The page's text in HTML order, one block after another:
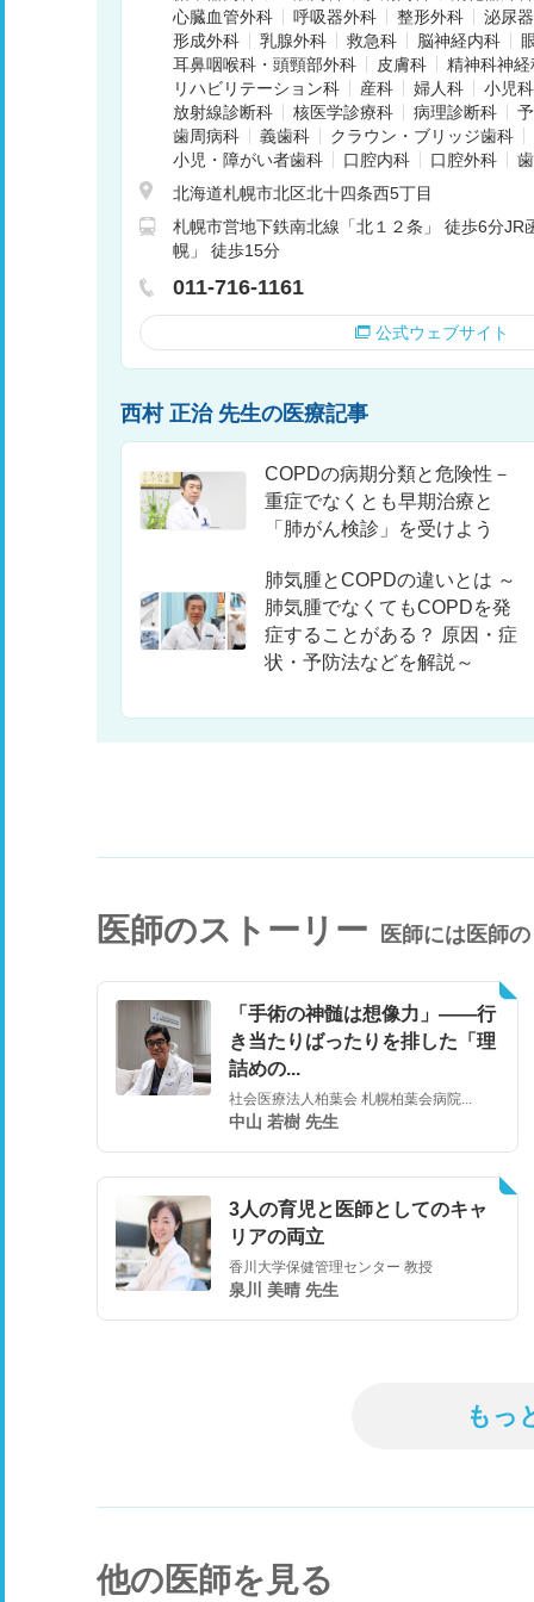
心臓血管外科
呼吸器外科 整形外科
泌尿
形成外科
乳腺外科 救急科 脳神経内科
耳鼻咽喉科・頭頸部外科
皮膚科
精神科神経
リハビリテーション科
産科 婦人科
小児科
放射線診断科
核医学診療科 病理診断科
歯周病科
義歯科
クラウン・ブリッジ歯科
小児・障がい者歯科
口腔内科 口腔外科
北海道札幌市北区北十四条西5丁目
札幌市営地下鉄南北線「北１２条」 徒歩6分JR
幌」 徒歩15分
011-716-1161
公式ウェブサイト
西村 正治 先生の医療記事
COPDの病期分類と危険性－
重症でなくとも早期治療と
「肺がん検診」を受けよう
肺気腫とCOPDの違いとは ～
肺気腫でなくてもCOPDを発
症することがある？ 原因・症
状・予防法などを解説～
医師のストーリー 医師には医師
「手術の神髄は想像力」――行
き当たりばったりを排した「理
詰めの...
社会医療法人柏葉会 札幌柏葉会病院...
中山 若樹 先生
3人の育児と医師としてのキャ
リアの両立
香川大学保健管理センター 教授
泉川 美晴 先生
もっ
他の医師を見る